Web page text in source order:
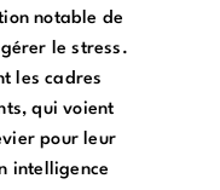
notable de
le stress.
les cadres
qui voient
pour leur
intelligence